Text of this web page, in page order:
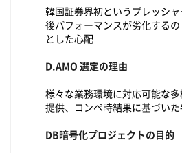
韓国証券界初というプレッシ
後パフォーマンスが劣化する
とした心配
D.AMO 選定の理由
様々な業務環境に対応可能な
提供、コンペ時結果に基づいた
DB暗号化プロジェクトの目的